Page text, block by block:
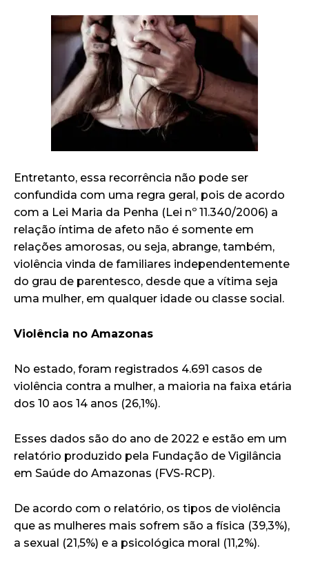
Entretanto, essa recorrência não pode ser
confundida com uma regra geral, pois de acordo
com a Lei Maria da Penha (Lei nº 11.340/2006) a
relação íntima de afeto não é somente em
relações amorosas, ou seja, abrange, também,
violência vinda de familiares independentemente
do grau de parentesco, desde que a vítima seja
uma mulher, em qualquer idade ou classe social.
Violência no Amazonas
No estado, foram registrados 4.691 casos de
violência contra a mulher, a maioria na faixa etária
dos 10 aos 14 anos (26,1%).
Esses dados são do ano de 2022 e estão em um
relatório produzido pela Fundação de Vigilância
em Saúde do Amazonas (FVS-RCP).
De acordo com o relatório, os tipos de violência
que as mulheres mais sofrem são a física (39,3%),
a sexual (21,5%) e a psicológica moral (11,2%).